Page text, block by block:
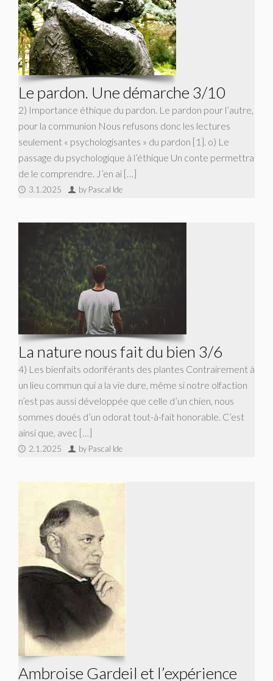
Le pardon. Une démarche 3/10
2) Importance éthique du pardon. Le pardon pour l’autre,
pour la communion Nous refusons donc les lectures
seulement « psychologisantes » du pardon [1]. o) Le
passage du psychologique à l’éthique Un conte permettra
de le comprendre. J’en ai […]
3.1.2025 by Pascal Ide
La nature nous fait du bien 3/6
4) Les bienfaits odoriférants des plantes Contrairement à
un lieu commun qui a la vie dure, même si notre olfaction
n’est pas aussi développée que celle d’un chien, nous
sommes doués d’un odorat tout-à-fait honorable. C’est
ainsi que, avec […]
2.1.2025 by Pascal Ide
Ambroise Gardeil et l’expérience